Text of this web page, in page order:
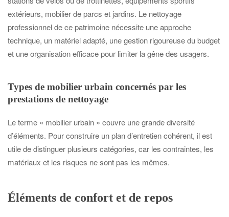
extérieurs, mobilier de parcs et jardins. Le nettoyage
professionnel de ce patrimoine nécessite une approche
technique, un matériel adapté, une gestion rigoureuse du budget
et une organisation efficace pour limiter la gêne des usagers.
Types de mobilier urbain concernés par les
prestations de nettoyage
Le terme « mobilier urbain » couvre une grande diversité
d’éléments. Pour construire un plan d’entretien cohérent, il est
utile de distinguer plusieurs catégories, car les contraintes, les
matériaux et les risques ne sont pas les mêmes.
Éléments de confort et de repos